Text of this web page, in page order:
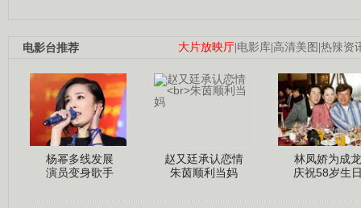
大片放映厅|电影库|高清美图 |热辣资
电影台推荐
杨幂多线发展
演员变身歌手
赵又廷承认恋情
朱茵顺利当妈
林凤娇为成龙
庆祝58岁生